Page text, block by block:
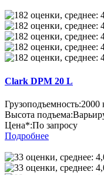
Clark DPM 20 L
Грузоподъемность:2000
Высота подъема:
Цена*:По запросу
Подробнее